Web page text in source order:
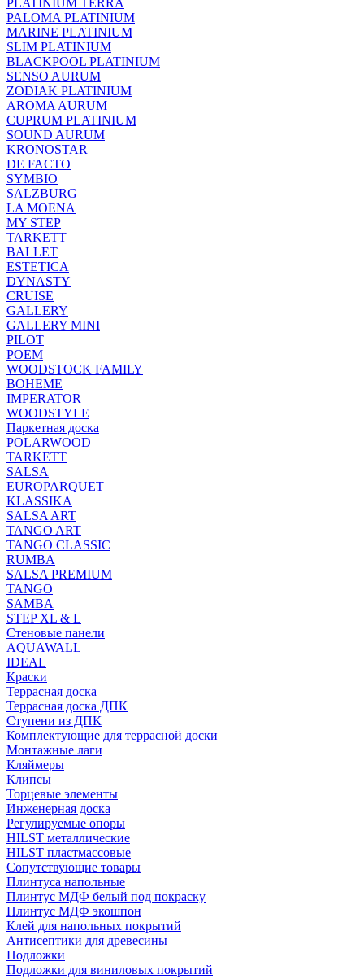
PLATINIUM TERRA
PALOMA PLATINIUM
MARINE PLATINIUM
SLIM PLATINIUM
BLACKPOOL PLATINIUM
SENSO AURUM
ZODIAK PLATINIUM
AROMA AURUM
CUPRUM PLATINIUM
SOUND AURUM
KRONOSTAR
DE FACTO
SYMBIO
SALZBURG
LA MOENA
MY STEP
TARKETT
BALLET
ESTETICA
DYNASTY
CRUISE
GALLERY
GALLERY MINI
PILOT
POEM
WOODSTOCK FAMILY
BOHEME
IMPERATOR
WOODSTYLE
Паркетная доска
POLARWOOD
TARKETT
SALSA
EUROPARQUET
KLASSIKA
SALSA ART
TANGO ART
TANGO CLASSIC
RUMBA
SALSA PREMIUM
TANGO
SAMBA
STEP XL & L
Стеновые панели
AQUAWALL
IDEAL
Краски
Террасная доска
Террасная доска ДПК
Ступени из ДПК
Комплектующие для террасной доски
Монтажные лаги
Кляймеры
Клипсы
Торцевые элементы
Инженерная доска
Регулируемые опоры
HILST металлические
HILST пластмассовые
Сопутствующие товары
Плинтуса напольные
Плинтус МДФ белый под покраску
Плинтус МДФ экошпон
Клей для напольных покрытий
Антисептики для древесины
Подложки
Подложки для виниловых покрытий